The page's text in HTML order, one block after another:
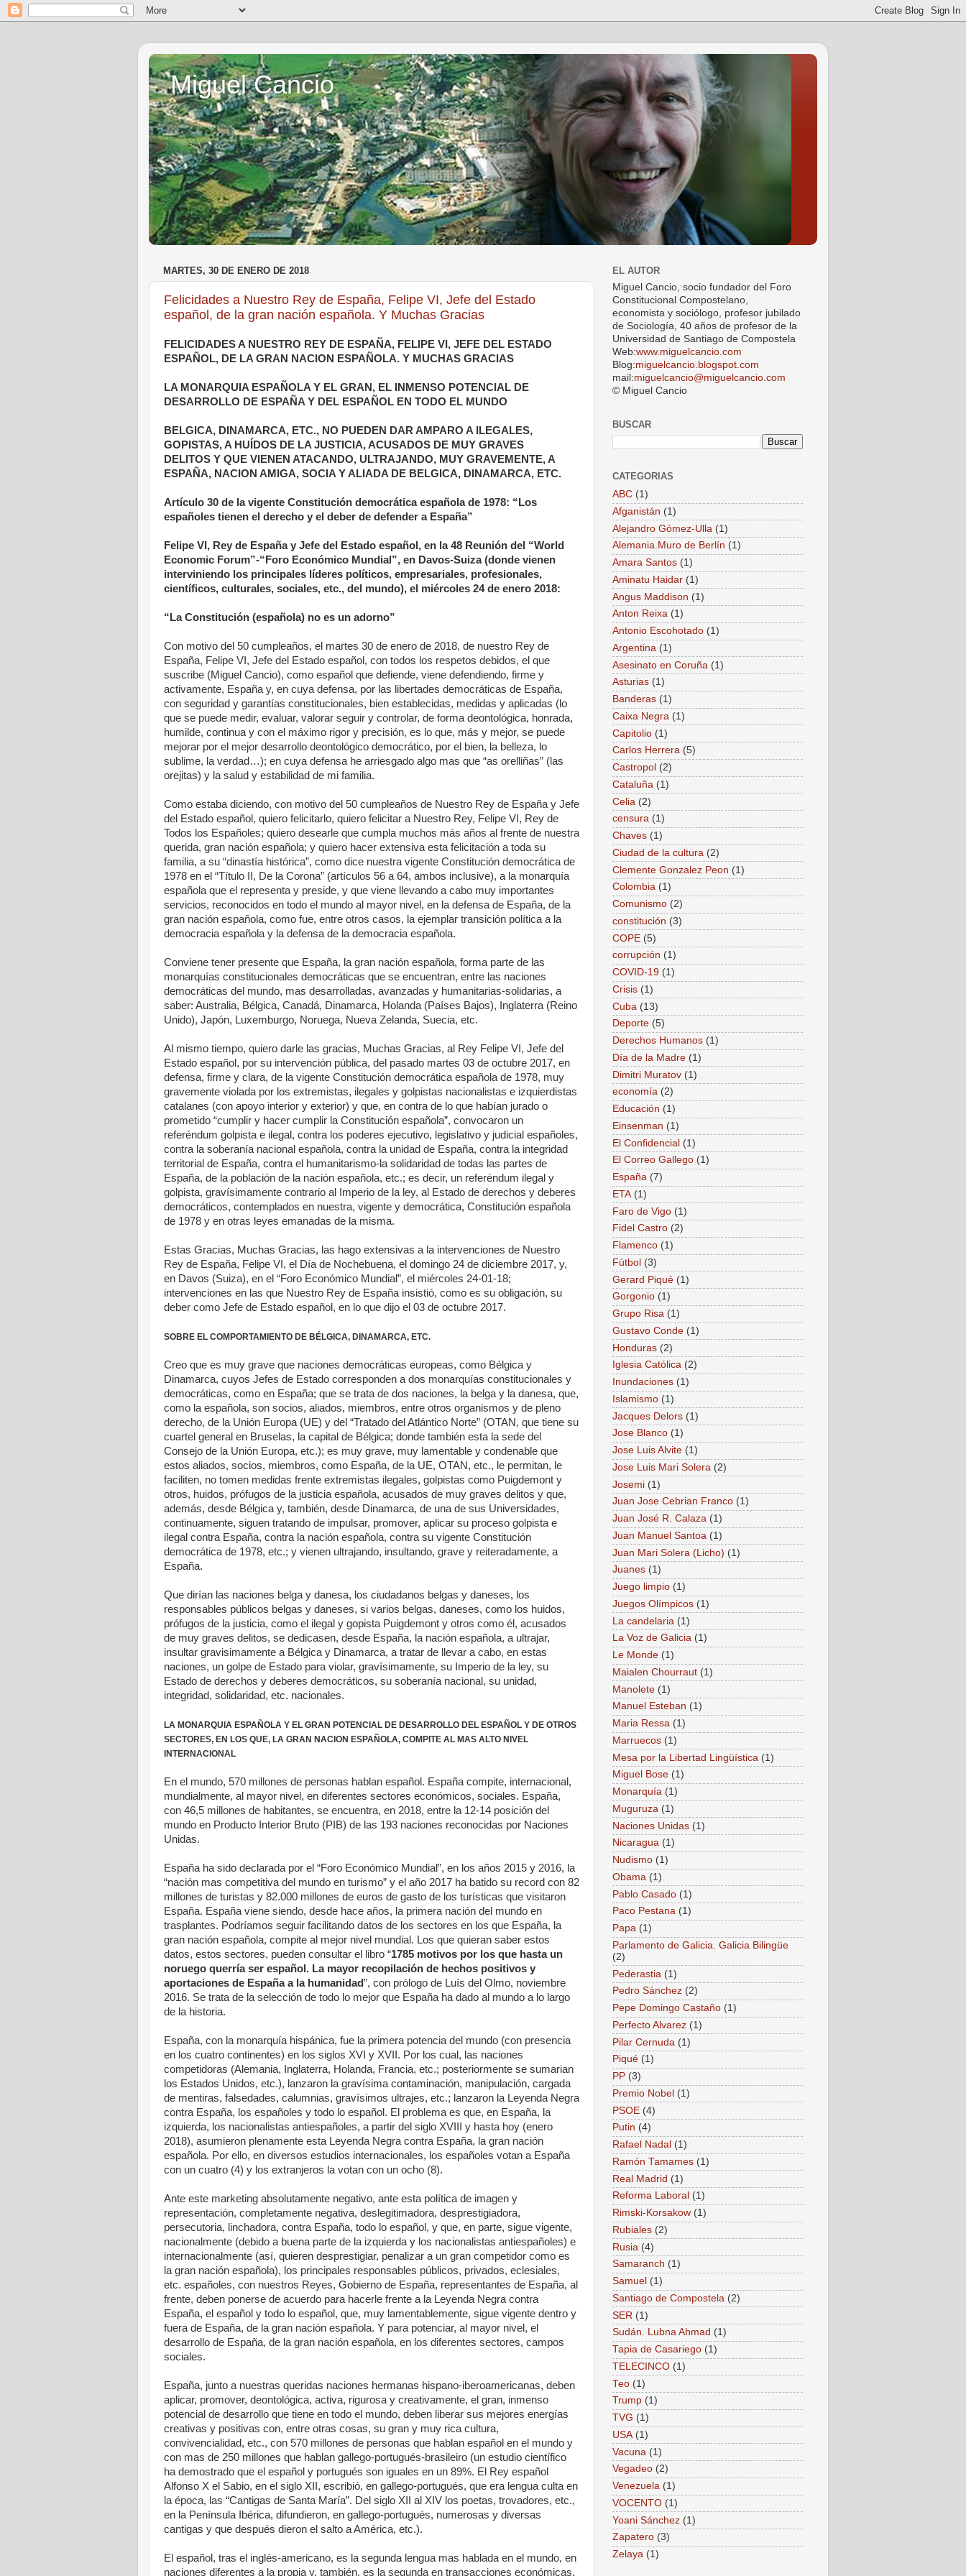
Miguel Cancio
MARTES, 30 DE ENERO DE 2018
Felicidades a Nuestro Rey de España, Felipe VI, Jefe del Estado
español, de la gran nación española. Y Muchas Gracias
FELICIDADES A NUESTRO REY DE ESPAÑA, FELIPE VI, JEFE DEL ESTADO
ESPAÑOL, DE LA GRAN NACION ESPAÑOLA. Y MUCHAS GRACIAS
LA MONARQUIA ESPAÑOLA Y EL GRAN, EL INMENSO POTENCIAL DE
DESARROLLO DE ESPAÑA Y DEL ESPAÑOL EN TODO EL MUNDO
BELGICA, DINAMARCA, ETC., NO PUEDEN DAR AMPARO A ILEGALES,
GOPISTAS, A HUÍDOS DE LA JUSTICIA, ACUSADOS DE MUY GRAVES
DELITOS Y QUE VIENEN ATACANDO, ULTRAJANDO, MUY GRAVEMENTE, A
ESPAÑA, NACION AMIGA, SOCIA Y ALIADA DE BELGICA, DINAMARCA, ETC.
Artículo 30 de la vigente Constitución democrática española de 1978: “Los
españoles tienen el derecho y el deber de defender a España”
Felipe VI, Rey de España y Jefe del Estado español, en la 48 Reunión del “World
Economic Forum”-“Foro Económico Mundial”, en Davos-Suiza (donde vienen
interviniendo los principales líderes políticos, empresariales, profesionales,
científicos, culturales, sociales, etc., del mundo), el miércoles 24 de enero 2018:
“La Constitución (española) no es un adorno”
Con motivo del 50 cumpleaños, el martes 30 de enero de 2018, de nuestro Rey de
España, Felipe VI, Jefe del Estado español, con todos los respetos debidos, el que
suscribe (Miguel Cancio), como español que defiende, viene defendiendo, firme y
activamente, España y, en cuya defensa, por las libertades democráticas de España,
con seguridad y garantías constitucionales, bien establecidas, medidas y aplicadas (lo
que se puede medir, evaluar, valorar seguir y controlar, de forma deontológica, honrada,
humilde, continua y con el máximo rigor y precisión, es lo que, más y mejor, se puede
mejorar por el mejor desarrollo deontológico democrático, por el bien, la belleza, lo
sublime, la verdad…); en cuya defensa he arriesgado algo mas que “as orelliñas” (las
orejitas) y la salud y estabilidad de mi familia.
Como estaba diciendo, con motivo del 50 cumpleaños de Nuestro Rey de España y Jefe
del Estado español, quiero felicitarlo, quiero felicitar a Nuestro Rey, Felipe VI, Rey de
Todos los Españoles; quiero desearle que cumpla muchos más años al frente de nuestra
querida, gran nación española; y quiero hacer extensiva esta felicitación a toda su
familia, a su “dinastía histórica”, como dice nuestra vigente Constitución democrática de
1978 en el “Título II, De la Corona” (artículos 56 a 64, ambos inclusive), a la monarquía
española que el representa y preside, y que viene llevando a cabo muy importantes
servicios, reconocidos en todo el mundo al mayor nivel, en la defensa de España, de la
gran nación española, como fue, entre otros casos, la ejemplar transición política a la
democracia española y la defensa de la democracia española.
Conviene tener presente que España, la gran nación española, forma parte de las
monarquías constitucionales democráticas que se encuentran, entre las naciones
democráticas del mundo, mas desarrolladas, avanzadas y humanitarias-solidarias, a
saber: Australia, Bélgica, Canadá, Dinamarca, Holanda (Países Bajos), Inglaterra (Reino
Unido), Japón, Luxemburgo, Noruega, Nueva Zelanda, Suecia, etc.
Al mismo tiempo, quiero darle las gracias, Muchas Gracias, al Rey Felipe VI, Jefe del
Estado español, por su intervención pública, del pasado martes 03 de octubre 2017, en
defensa, firme y clara, de la vigente Constitución democrática española de 1978, muy
gravemente violada por los extremistas, ilegales y golpistas nacionalistas e izquierdistas
catalanes (con apoyo interior y exterior) y que, en contra de lo que habían jurado o
prometido “cumplir y hacer cumplir la Constitución española”, convocaron un
referéndum golpista e ilegal, contra los poderes ejecutivo, legislativo y judicial españoles,
contra la soberanía nacional española, contra la unidad de España, contra la integridad
territorial de España, contra el humanitarismo-la solidaridad de todas las partes de
España, de la población de la nación española, etc.; es decir, un referéndum ilegal y
golpista, gravísimamente contrario al Imperio de la ley, al Estado de derechos y deberes
democráticos, contemplados en nuestra, vigente y democrática, Constitución española
de 1978 y en otras leyes emanadas de la misma.
Estas Gracias, Muchas Gracias, las hago extensivas a la intervenciones de Nuestro
Rey de España, Felipe VI, el Día de Nochebuena, el domingo 24 de diciembre 2017, y,
en Davos (Suiza), en el “Foro Económico Mundial”, el miércoles 24-01-18;
intervenciones en las que Nuestro Rey de España insistió, como es su obligación, su
deber como Jefe de Estado español, en lo que dijo el 03 de octubre 2017.
SOBRE EL COMPORTAMIENTO DE BÉLGICA, DINAMARCA, ETC.
Creo que es muy grave que naciones democráticas europeas, como Bélgica y
Dinamarca, cuyos Jefes de Estado corresponden a dos monarquías constitucionales y
democráticas, como en España; que se trata de dos naciones, la belga y la danesa, que,
como la española, son socios, aliados, miembros, entre otros organismos y de pleno
derecho, de la Unión Europa (UE) y del “Tratado del Atlántico Norte” (OTAN, que tiene su
cuartel general en Bruselas, la capital de Bélgica; donde también esta la sede del
Consejo de la Unión Europa, etc.); es muy grave, muy lamentable y condenable que
estos aliados, socios, miembros, como España, de la UE, OTAN, etc., le permitan, le
faciliten, no tomen medidas frente extremistas ilegales, golpistas como Puigdemont y
otros, huidos, prófugos de la justicia española, acusados de muy graves delitos y que,
además, desde Bélgica y, también, desde Dinamarca, de una de sus Universidades,
continuamente, siguen tratando de impulsar, promover, aplicar su proceso golpista e
ilegal contra España, contra la nación española, contra su vigente Constitución
democrática de 1978, etc.; y vienen ultrajando, insultando, grave y reiteradamente, a
España.
Que dirían las naciones belga y danesa, los ciudadanos belgas y daneses, los
responsables públicos belgas y daneses, si varios belgas, daneses, como los huidos,
prófugos de la justicia, como el ilegal y gopista Puigdemont y otros como él, acusados
de muy graves delitos, se dedicasen, desde España, la nación española, a ultrajar,
insultar gravisimamente a Bélgica y Dinamarca, a tratar de llevar a cabo, en estas
naciones, un golpe de Estado para violar, gravísimamente, su Imperio de la ley, su
Estado de derechos y deberes democráticos, su soberanía nacional, su unidad,
integridad, solidaridad, etc. nacionales.
LA MONARQUIA ESPAÑOLA Y EL GRAN POTENCIAL DE DESARROLLO DEL ESPAÑOL Y DE OTROS
SECTORES, EN LOS QUE, LA GRAN NACION ESPAÑOLA, COMPITE AL MAS ALTO NIVEL
INTERNACIONAL
En el mundo, 570 millones de personas hablan español. España compite, internacional,
mundialmente, al mayor nivel, en diferentes sectores económicos, sociales. España,
con 46,5 millones de habitantes, se encuentra, en 2018, entre la 12-14 posición del
mundo en Producto Interior Bruto (PIB) de las 193 naciones reconocidas por Naciones
Unidas.
España ha sido declarada por el “Foro Económico Mundial”, en los años 2015 y 2016, la
“nación mas competitiva del mundo en turismo” y el año 2017 ha batido su record con 82
millones de turistas y 82.000 millones de euros de gasto de los turísticas que visitaron
España. España viene siendo, desde hace años, la primera nación del mundo en
trasplantes. Podríamos seguir facilitando datos de los sectores en los que España, la
gran nación española, compite al mejor nivel mundial. Los que quieran saber estos
datos, estos sectores, pueden consultar el libro “1785 motivos por los que hasta un
noruego querría ser español. La mayor recopilación de hechos positivos y
aportaciones de España a la humanidad”, con prólogo de Luís del Olmo, noviembre
2016. Se trata de la selección de todo lo mejor que España ha dado al mundo a lo largo
de la historia.
España, con la monarquía hispánica, fue la primera potencia del mundo (con presencia
en los cuatro continentes) en los siglos XVI y XVII. Por los cual, las naciones
competidoras (Alemania, Inglaterra, Holanda, Francia, etc.; posteriormente se sumarian
los Estados Unidos, etc.), lanzaron la gravísima contaminación, manipulación, cargada
de mentiras, falsedades, calumnias, gravísimos ultrajes, etc.; lanzaron la Leyenda Negra
contra España, los españoles y todo lo español. El problema es que, en España, la
izquierda, los nacionalistas antiespañoles, a partir del siglo XVIII y hasta hoy (enero
2018), asumieron plenamente esta Leyenda Negra contra España, la gran nación
española. Por ello, en diversos estudios internacionales, los españoles votan a España
con un cuatro (4) y los extranjeros la votan con un ocho (8).
Ante este marketing absolutamente negativo, ante esta política de imagen y
representación, completamente negativa, deslegitimadora, desprestigiadora,
persecutoria, linchadora, contra España, todo lo español, y que, en parte, sigue vigente,
nacionalmente (debido a buena parte de la izquierda y los nacionalistas antiespañoles) e
internacionalmente (así, quieren desprestigiar, penalizar a un gran competidor como es
la gran nación española), los principales responsables públicos, privados, eclesiales,
etc. españoles, con nuestros Reyes, Gobierno de España, representantes de España, al
frente, deben ponerse de acuerdo para hacerle frente a la Leyenda Negra contra
España, el español y todo lo español, que, muy lamentablemente, sigue vigente dentro y
fuera de España, de la gran nación española. Y para potenciar, al mayor nivel, el
desarrollo de España, de la gran nación española, en los diferentes sectores, campos
sociales.
España, junto a nuestras queridas naciones hermanas hispano-iberoamericanas, deben
aplicar, promover, deontológica, activa, rigurosa y creativamente, el gran, inmenso
potencial de desarrollo que tiene en todo el mundo, deben liberar sus mejores energías
creativas y positivas con, entre otras cosas, su gran y muy rica cultura,
convivencialidad, etc., con 570 millones de personas que hablan español en el mundo y
con mas de 250 millones que hablan gallego-portugués-brasileiro (un estudio científico
ha demostrado que el español y portugués son iguales en un 89%. El Rey español
Alfonso X el Sabio, en el siglo XII, escribió, en gallego-portugués, que era lengua culta en
la época, las “Cantigas de Santa María”. Del siglo XII al XIV los poetas, trovadores, etc.,
en la Península Ibérica, difundieron, en gallego-portugués, numerosas y diversas
cantigas y que después dieron el salto a América, etc.).
El español, tras el inglés-americano, es la segunda lengua mas hablada en el mundo, en
naciones diferentes a la propia y, también, es la segunda en transacciones económicas.
EL AUTOR
Miguel Cancio, socio fundador del Foro
Constitucional Compostelano,
economista y sociólogo, profesor jubilado
de Sociología, 40 años de profesor de la
Universidad de Santiago de Compostela
Web:www.miguelcancio.com
Blog:miguelcancio.blogspot.com
mail:miguelcancio@miguelcancio.com
© Miguel Cancio
BUSCAR
CATEGORIAS
ABC (1)
Afganistán (1)
Alejandro Gómez-Ulla (1)
Alemania.Muro de Berlín (1)
Amara Santos (1)
Aminatu Haidar (1)
Angus Maddison (1)
Anton Reixa (1)
Antonio Escohotado (1)
Argentina (1)
Asesinato en Coruña (1)
Asturias (1)
Banderas (1)
Caixa Negra (1)
Capitolio (1)
Carlos Herrera (5)
Castropol (2)
Cataluña (1)
Celia (2)
censura (1)
Chaves (1)
Ciudad de la cultura (2)
Clemente Gonzalez Peon (1)
Colombia (1)
Comunismo (2)
constitución (3)
COPE (5)
corrupción (1)
COVID-19 (1)
Crisis (1)
Cuba (13)
Deporte (5)
Derechos Humanos (1)
Día de la Madre (1)
Dimitri Muratov (1)
economía (2)
Educación (1)
Einsenman (1)
El Confidencial (1)
El Correo Gallego (1)
España (7)
ETA (1)
Faro de Vigo (1)
Fidel Castro (2)
Flamenco (1)
Fútbol (3)
Gerard Piqué (1)
Gorgonio (1)
Grupo Risa (1)
Gustavo Conde (1)
Honduras (2)
Iglesia Católica (2)
Inundaciones (1)
Islamismo (1)
Jacques Delors (1)
Jose Blanco (1)
Jose Luis Alvite (1)
Jose Luis Mari Solera (2)
Josemi (1)
Juan Jose Cebrian Franco (1)
Juan José R. Calaza (1)
Juan Manuel Santoa (1)
Juan Mari Solera (Licho) (1)
Juanes (1)
Juego limpio (1)
Juegos Olímpicos (1)
La candelaria (1)
La Voz de Galicia (1)
Le Monde (1)
Maialen Chourraut (1)
Manolete (1)
Manuel Esteban (1)
Maria Ressa (1)
Marruecos (1)
Mesa por la Libertad Lingüística (1)
Miguel Bose (1)
Monarquía (1)
Muguruza (1)
Naciones Unidas (1)
Nicaragua (1)
Nudismo (1)
Obama (1)
Pablo Casado (1)
Paco Pestana (1)
Papa (1)
Parlamento de Galicia. Galicia Bilingüe
(2)
Pederastia (1)
Pedro Sánchez (2)
Pepe Domingo Castaño (1)
Perfecto Alvarez (1)
Pilar Cernuda (1)
Piqué (1)
PP (3)
Premio Nobel (1)
PSOE (4)
Putin (4)
Rafael Nadal (1)
Ramón Tamames (1)
Real Madrid (1)
Reforma Laboral (1)
Rimski-Korsakow (1)
Rubiales (2)
Rusia (4)
Samaranch (1)
Samuel (1)
Santiago de Compostela (2)
SER (1)
Sudán. Lubna Ahmad (1)
Tapia de Casariego (1)
TELECINCO (1)
Teo (1)
Trump (1)
TVG (1)
USA (1)
Vacuna (1)
Vegadeo (2)
Venezuela (1)
VOCENTO (1)
Yoani Sánchez (1)
Zapatero (3)
Zelaya (1)